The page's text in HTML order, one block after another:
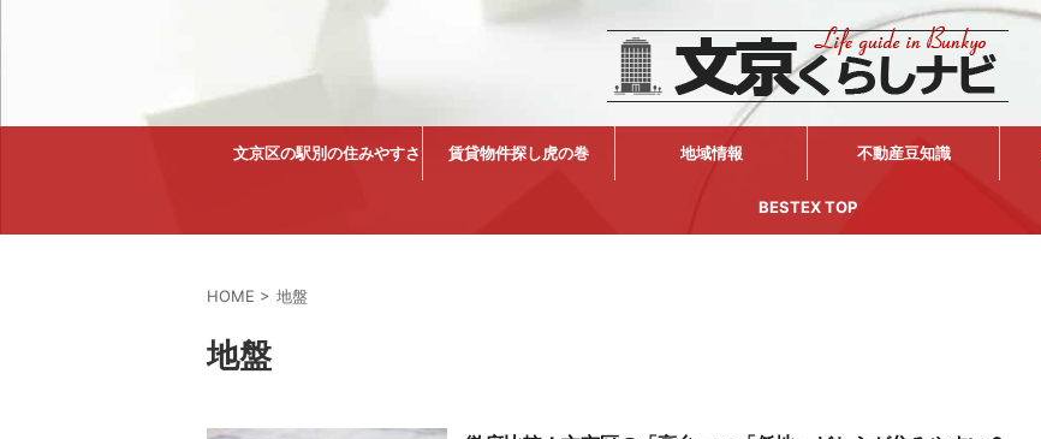
文京区の駅別の住みやすさ 賃貸物件探し虎の巻 地域情報 不動産豆知識
BESTEX TOP
HOME > 地盤
地盤